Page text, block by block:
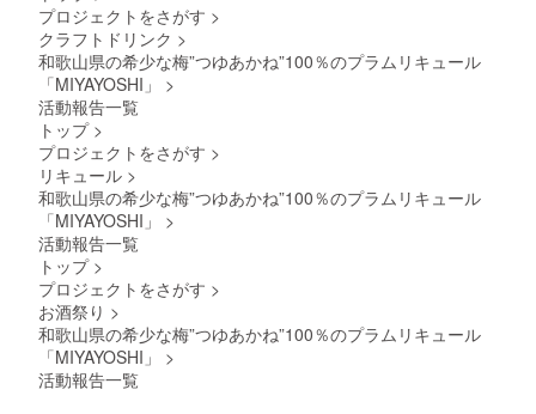
ル）、
香料、
糖類）
商品の
す。 商
付され
・賞味
種：30
稚魚
ん：い
により
遅れる
承知く
ださ
保管し
てくだ
●妊娠
中・授
納期は
予期せ
紙袋 ●
原材料
ます
が、品
損なわ
梅「露
茜」の
ださ
SHI
プロジェクトをさがす >
クラフトドリンク >
和歌山県の希少な梅”つゆあかね”100％のプラムリキュール
「MIYAYOSHI」
>
活動報告一覧
トップ >
プロジェクトをさがす >
リキュール >
和歌山県の希少な梅”つゆあかね”100％のプラムリキュール
「MIYAYOSHI」
>
活動報告一覧
トップ >
プロジェクトをさがす >
お酒祭り >
和歌山県の希少な梅”つゆあかね”100％のプラムリキュール
「MIYAYOSHI」
>
活動報告一覧